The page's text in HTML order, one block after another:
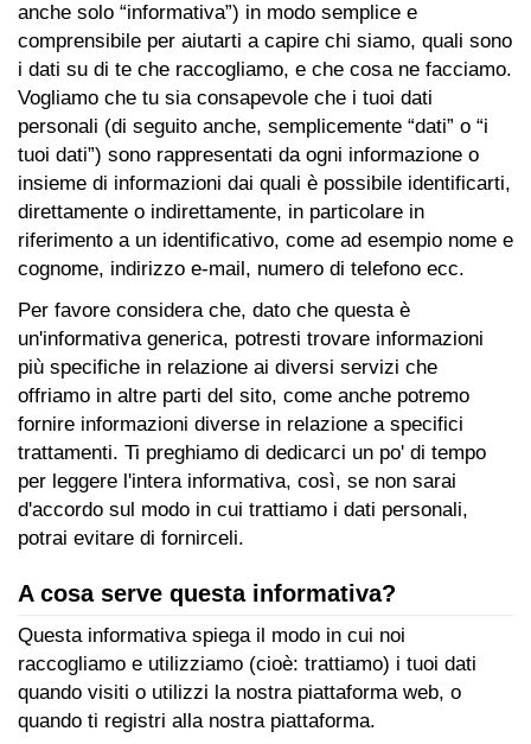
OFFERTE
A
DOG
INFO
A
DOG
CHIEDI
CODICE
SCONTO
Video
Lavora
con
Noi
anche solo “informativa”) in modo semplice e
comprensibile per aiutarti a capire chi siamo, quali sono
i dati su di te che raccogliamo, e che cosa ne facciamo.
Vogliamo che tu sia consapevole che i tuoi dati
personali (di seguito anche, semplicemente “dati” o “i
tuoi dati”) sono rappresentati da ogni informazione o
insieme di informazioni dai quali è possibile identificarti,
direttamente o indirettamente, in particolare in
riferimento a un identificativo, come ad esempio nome e
cognome, indirizzo e-mail, numero di telefono ecc.
Per favore considera che, dato che questa è
un'informativa generica, potresti trovare informazioni
più specifiche in relazione ai diversi servizi che
offriamo in altre parti del sito, come anche potremo
fornire informazioni diverse in relazione a specifici
trattamenti. Ti preghiamo di dedicarci un po' di tempo
per leggere l'intera informativa, così, se non sarai
d'accordo sul modo in cui trattiamo i dati personali,
potrai evitare di fornirceli.
A cosa serve questa informativa?
Questa informativa spiega il modo in cui noi
raccogliamo e utilizziamo (cioè: trattiamo) i tuoi dati
quando visiti o utilizzi la nostra piattaforma web, o
quando ti registri alla nostra piattaforma.